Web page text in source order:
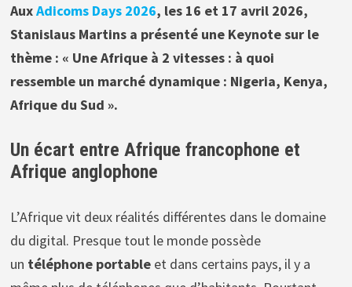
AuxAdicoms Days 2026, les 16 et 17 avril 2026,
Stanislaus Martins a présenté une Keynote sur le
thème : « Une Afrique à 2 vitesses : à quoi
ressemble un marché dynamique : Nigeria, Kenya,
Afrique du Sud ».
Un écart entre Afrique francophone et
Afrique anglophone
L’Afrique vit deux réalités différentes dans le domaine
du digital. Presque tout le monde possède
un téléphone portableet dans certains pays, il y a